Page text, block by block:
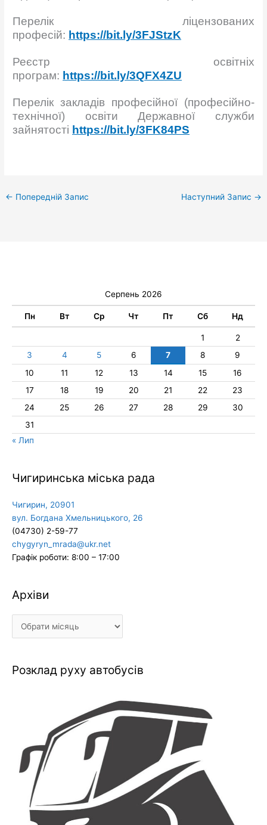
Перелік ліцензованих
професій: https://bit.ly/3FJStzK
Реєстр освітніх
програм: https://bit.ly/3QFX4ZU
Перелік закладів професійної (професійно-
технічної) освіти Державної служби
зайнятості https://bit.ly/3FK84PS
← Попередній Запис Наступний Запис →
Серпень 2026
Пн Вт Ср Чт Пт Сб Нд
1
2
3
4 5 6 7 8
9
10
11 12 13 14 15
16
17
18 19 20 21 22
23
24
25 26 27 28 29
30
31
« Лип
Чигиринська міська рада
Чигирин, 20901
вул. Богдана Хмельницького, 26
(04730) 2-59-77
chygyryn_mrada@ukr.net
Графік роботи: 8:00 – 17:00
Архіви
Архіви
Розклад руху автобусів